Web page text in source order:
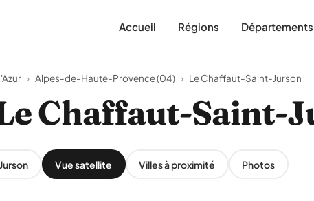
Accueil Régions Départements
› Alpes-de-Haute-Provence (04) › Le Chaffaut-Saint-Jurson
Chaffaut-Saint-
Vue satellite Villes à proximité Photos